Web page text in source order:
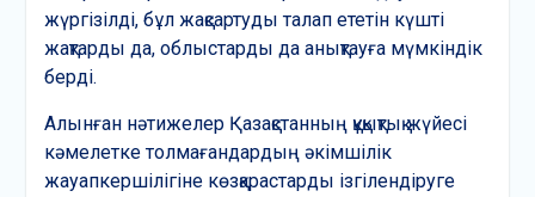
жүргізілді, бұл жақсартуды талап ететін күшті
жақтарды да, облыстарды да анықтауға мүмкіндік
берді.
Алынған нәтижелер Қазақстанның құқықтық жүйесі
кәмелетке толмағандардың әкімшілік
жауапкершілігіне көзқарастарды ізгілендіруге